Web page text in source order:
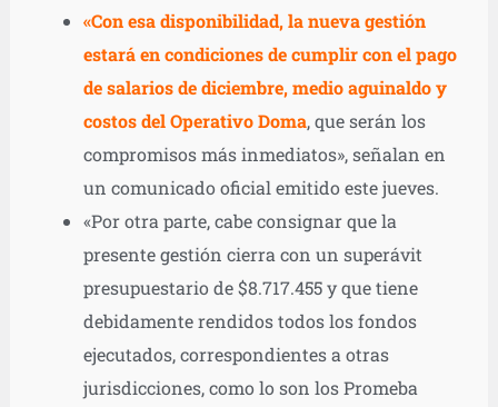
«Con esa disponibilidad, la nueva gestión
estará en condiciones de cumplir con el pago
de salarios de diciembre, medio aguinaldo y
costos del Operativo Doma, que serán los
compromisos más inmediatos», señalan en
un comunicado oficial emitido este jueves.
«Por otra parte, cabe consignar que la
presente gestión cierra con un superávit
presupuestario de $8.717.455 y que tiene
debidamente rendidos todos los fondos
ejecutados, correspondientes a otras
jurisdicciones, como lo son los Promeba